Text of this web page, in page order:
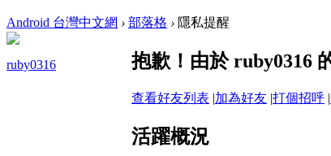
Android 台灣中文網 › 部落格 › 隱私提醒
ruby0316 抱歉！由於 ruby0316
查看好友列表 |加為好友 |打個招呼 |
活躍概況